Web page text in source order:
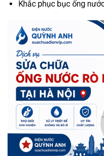
Khắc phục bục ống